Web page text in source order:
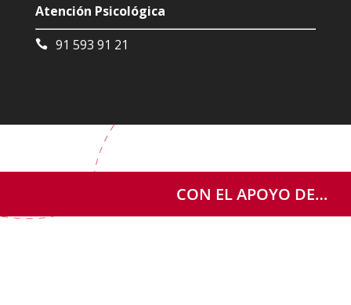
Atención Psicológica
91 593 91 21
CON EL APOYO DE…